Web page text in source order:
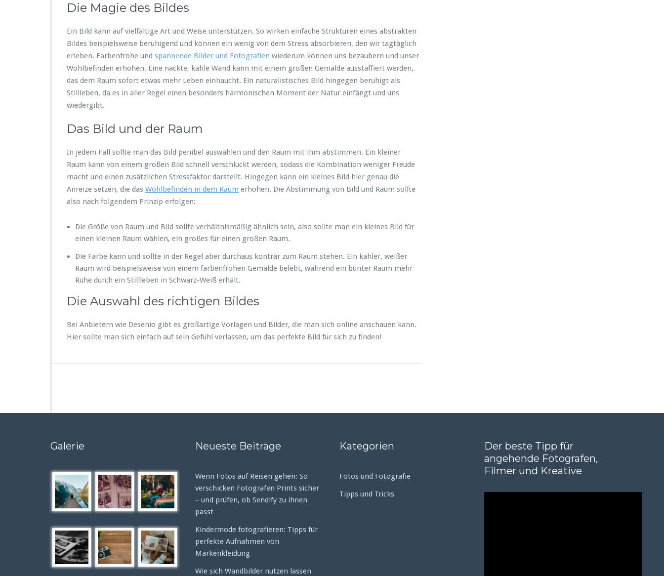
Die Magie des Bildes
Ein Bild kann auf vielfältige Art und Weise unterstützen. So wirken einfache Strukturen eines abstrakten
Bildes beispielsweise beruhigend und können ein wenig von dem Stress absorbieren, den wir tagtäglich
erleben. Farbenfrohe und spannende Bilder und Fotografien wiederum können uns bezaubern und unser
Wohlbefinden erhöhen. Eine nackte, kahle Wand kann mit einem großen Gemälde ausstaffiert werden,
das dem Raum sofort etwas mehr Leben einhaucht. Ein naturalistisches Bild hingegen beruhigt als
Stillleben, da es in aller Regel einen besonders harmonischen Moment der Natur einfängt und uns
wiedergibt.
Das Bild und der Raum
In jedem Fall sollte man das Bild penibel auswählen und den Raum mit ihm abstimmen. Ein kleiner
Raum kann von einem großen Bild schnell verschluckt werden, sodass die Kombination weniger Freude
macht und einen zusätzlichen Stressfaktor darstellt. Hingegen kann ein kleines Bild hier genau die
Anreize setzen, die das Wohlbefinden in dem Raum erhöhen. Die Abstimmung von Bild und Raum sollte
also nach folgendem Prinzip erfolgen:
Die Größe von Raum und Bild sollte verhältnismäßig ähnlich sein, also sollte man ein kleines Bild für
einen kleinen Raum wählen, ein großes für einen großen Raum.
Die Farbe kann und sollte in der Regel aber durchaus konträr zum Raum stehen. Ein kahler, weißer
Raum wird beispielsweise von einem farbenfrohen Gemälde belebt, während ein bunter Raum mehr
Ruhe durch ein Stillleben in Schwarz-Weiß erhält.
Die Auswahl des richtigen Bildes
Bei Anbietern wie Desenio gibt es großartige Vorlagen und Bilder, die man sich online anschauen kann.
Hier sollte man sich einfach auf sein Gefühl verlassen, um das perfekte Bild für sich zu finden!
Galerie Neueste Beiträge
Wenn Fotos auf Reisen gehen: So
verschicken Fotografen Prints sicher
– und prüfen, ob Sendify zu ihnen
passt
Kindermode fotografieren: Tipps für
perfekte Aufnahmen von
Markenkleidung
Wie sich Wandbilder nutzen lassen
Kategorien
Fotos und Fotografie
Tipps und Tricks
Der beste Tipp für
angehende Fotografen,
Filmer und Kreative